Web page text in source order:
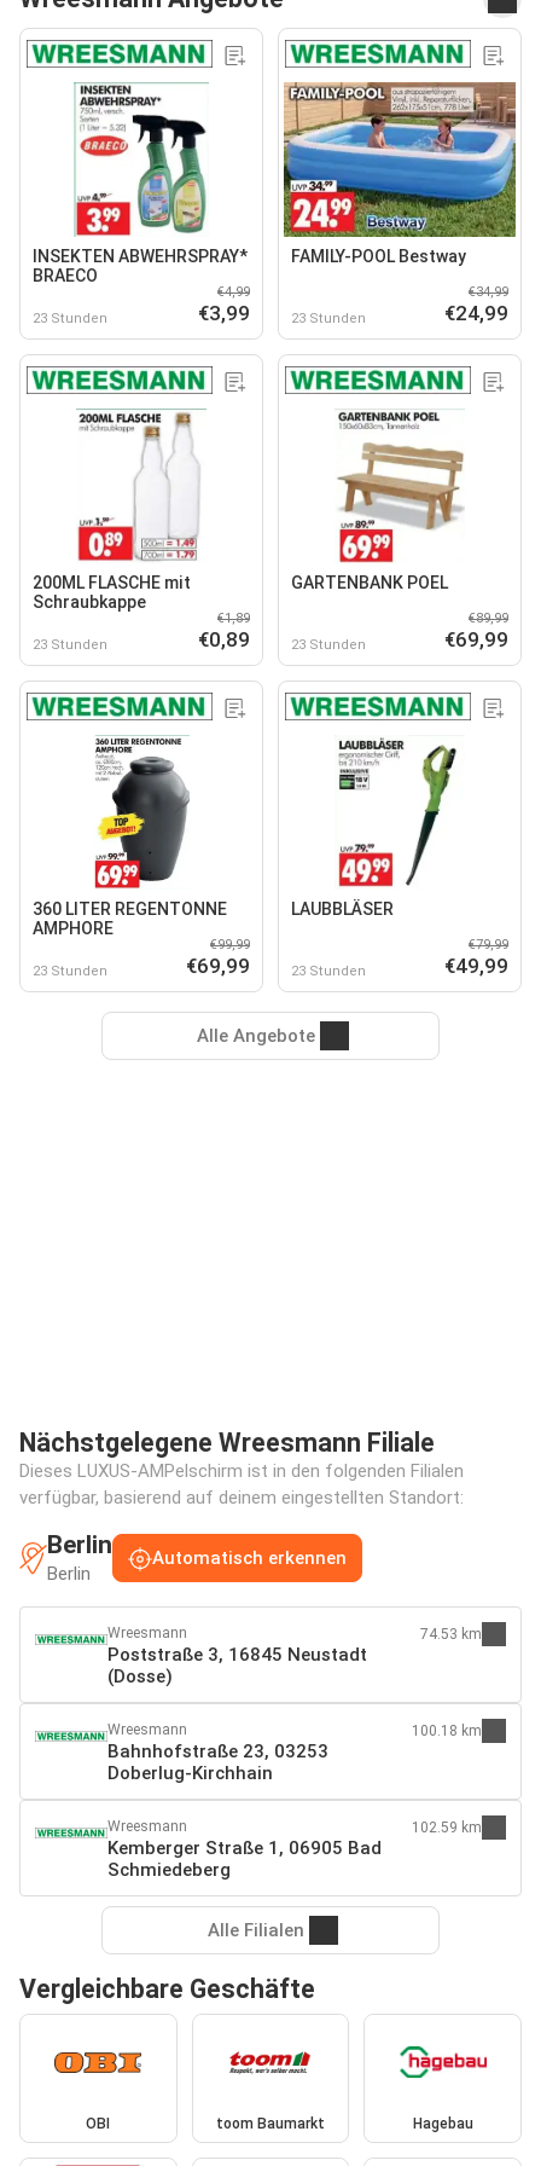
INSEKTEN ABWEHRSPRAY*
BRAECO
23 Stunden
€4,99
€3,99
FAMILY-POOL Bestway
23 Stunden
€34,99
€24,99
200ML FLASCHE mit
Schraubkappe
23 Stunden
€1,89
€0,89
GARTENBANK POEL
23 Stunden
€89,99
€69,99
360 LITER REGENTONNE
AMPHORE
23 Stunden
€99,99
€69,99
LAUBBLÄSER
23 Stunden
€79,99
€49,99
Alle Angebote
Nächstgelegene Wreesmann Filiale
Dieses LUXUS-AMPelschirm ist in den folgenden Filialen
verfügbar, basierend auf deinem eingestellten Standort:
Berlin
Berlin
Automatisch erkennen
Wreesmann
Poststraße 3, 16845 Neustadt
(Dosse)
74.53 km
Wreesmann
Bahnhofstraße 23, 03253
Doberlug-Kirchhain
100.18 km
Wreesmann
Kemberger Straße 1, 06905 Bad
Schmiedeberg
102.59 km
Alle Filialen
Vergleichbare Geschäfte
OBI toom Baumarkt Hagebau